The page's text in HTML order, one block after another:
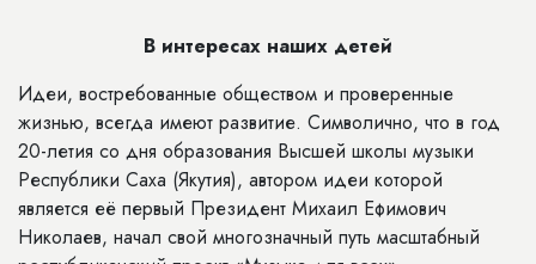
В интересах наших детей
Идеи, востребованные обществом и проверенные
жизнью, всегда имеют развитие. Символично, что в год
20-летия со дня образования Высшей школы музыки
Республики Саха (Якутия), автором идеи которой
является её первый Президент Михаил Ефимович
Николаев, начал свой многозначный путь масштабный